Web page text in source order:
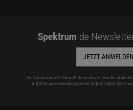
Spektrum.de-
JETZT
Sie können unsere Newsletter jederzeit wieder
mit Ihren personenbezogenen Daten finden Sie in